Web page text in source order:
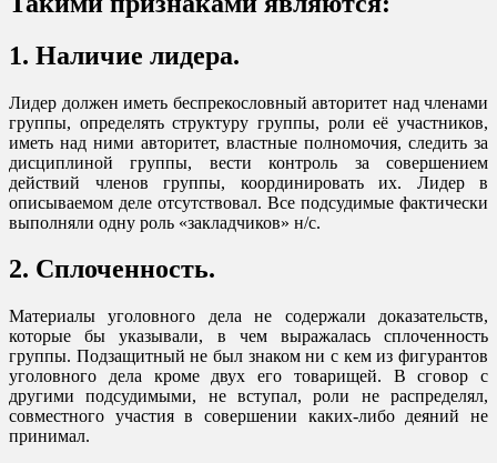
1. Наличие лидера.
Лидер должен иметь беспрекословный авторитет над членами
группы, определять структуру группы, роли её участников,
иметь над ними авторитет, властные полномочия, следить за
дисциплиной группы, вести контроль за совершением
действий членов группы, координировать их. Лидер в
описываемом деле отсутствовал. Все подсудимые фактически
выполняли одну роль «закладчиков» н/с.
2. Сплоченность.
Материалы уголовного дела не содержали доказательств,
которые бы указывали, в чем выражалась сплоченность
группы. Подзащитный не был знаком ни с кем из фигурантов
уголовного дела кроме двух его товарищей. В сговор с
другими подсудимыми, не вступал, роли не распределял,
совместного участия в совершении каких-либо деяний не
принимал.